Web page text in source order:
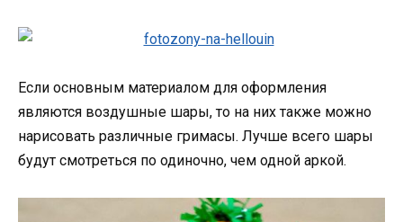
Если основным материалом для оформления
являются воздушные шары, то на них также можно
нарисовать различные гримасы. Лучше всего шары
будут смотреться по одиночно, чем одной аркой.